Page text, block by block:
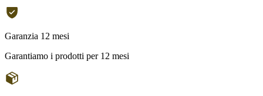
Garanzia 12 mesi
Garantiamo i prodotti per 12 mesi